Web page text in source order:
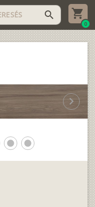
search
0
lens lens
chevron_right